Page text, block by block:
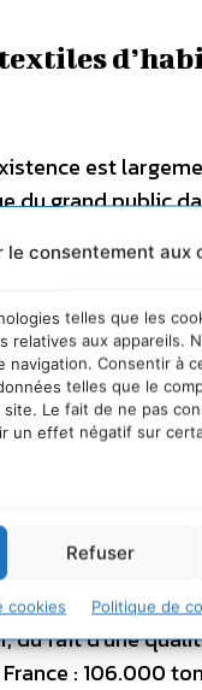
le consentement aux
telles que les
relatives aux appareils.
navigation. Consentir à
telles que le
site. Le fait de ne pas
un effet négatif sur
Refuser
cookies Politique de
est
du grand public
collectés
–La
de maison,
l’original ». La
ou
apport volontaire
une fois par
de tri
300
85%. Les 10 à
matière non-
du fait d’une
: 106.000